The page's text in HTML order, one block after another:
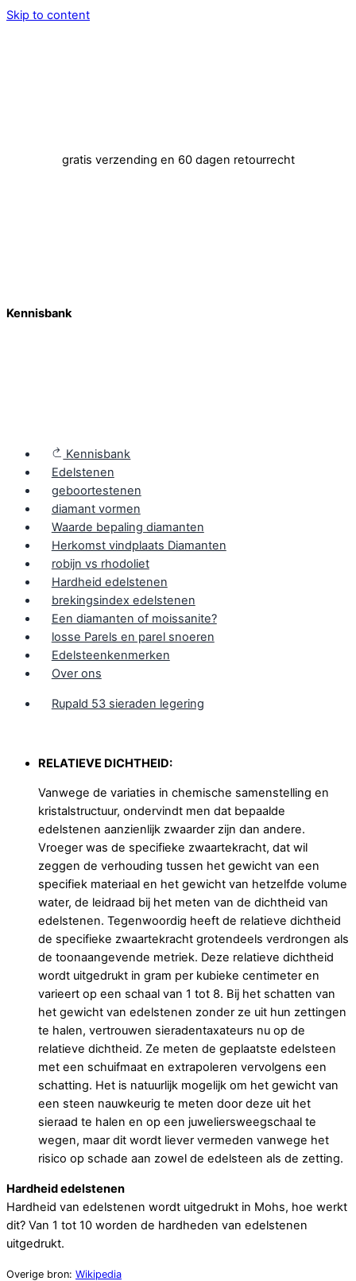
Skip to content
gratis verzending en 60 dagen retourrecht
Kennisbank
Kennisbank
Edelstenen
geboortestenen
diamant vormen
Waarde bepaling diamanten
Herkomst vindplaats Diamanten
robijn vs rhodoliet
Hardheid edelstenen
brekingsindex edelstenen
Een diamanten of moissanite?
losse Parels en parel snoeren
Edelsteenkenmerken
Over ons
Rupald 53 sieraden legering
RELATIEVE DICHTHEID:
Vanwege de variaties in chemische samenstelling en
kristalstructuur, ondervindt men dat bepaalde
edelstenen aanzienlijk zwaarder zijn dan andere.
Vroeger was de specifieke zwaartekracht, dat wil
zeggen de verhouding tussen het gewicht van een
specifiek materiaal en het gewicht van hetzelfde volume
water, de leidraad bij het meten van de dichtheid van
edelstenen. Tegenwoordig heeft de relatieve dichtheid
de specifieke zwaartekracht grotendeels verdrongen als
de toonaangevende metriek. Deze relatieve dichtheid
wordt uitgedrukt in gram per kubieke centimeter en
varieert op een schaal van 1 tot 8. Bij het schatten van
het gewicht van edelstenen zonder ze uit hun zettingen
te halen, vertrouwen sieradentaxateurs nu op de
relatieve dichtheid. Ze meten de geplaatste edelsteen
met een schuifmaat en extrapoleren vervolgens een
schatting. Het is natuurlijk mogelijk om het gewicht van
een steen nauwkeurig te meten door deze uit het
sieraad te halen en op een juweliersweegschaal te
wegen, maar dit wordt liever vermeden vanwege het
risico op schade aan zowel de edelsteen als de zetting.
Hardheid edelstenen
Hardheid van edelstenen wordt uitgedrukt in Mohs, hoe werkt
dit? Van 1 tot 10 worden de hardheden van edelstenen
uitgedrukt.
Overige bron: Wikipedia